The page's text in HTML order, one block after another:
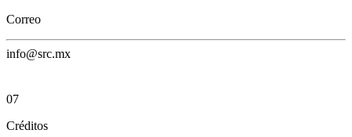
Correo
info@src.mx
07
Créditos